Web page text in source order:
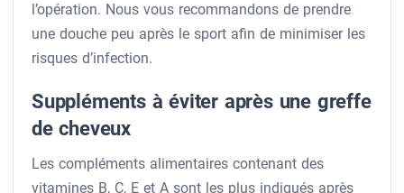
l’opération. Nous vous recommandons de prendre
une douche peu après le sport afin de minimiser les
risques d’infection.
Suppléments à éviter après une greffe
de cheveux
Les compléments alimentaires contenant des
vitamines B, C, E et A sont les plus indiqués après